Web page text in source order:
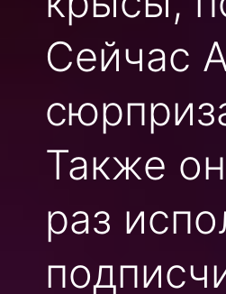
Сейчас
Также
раз